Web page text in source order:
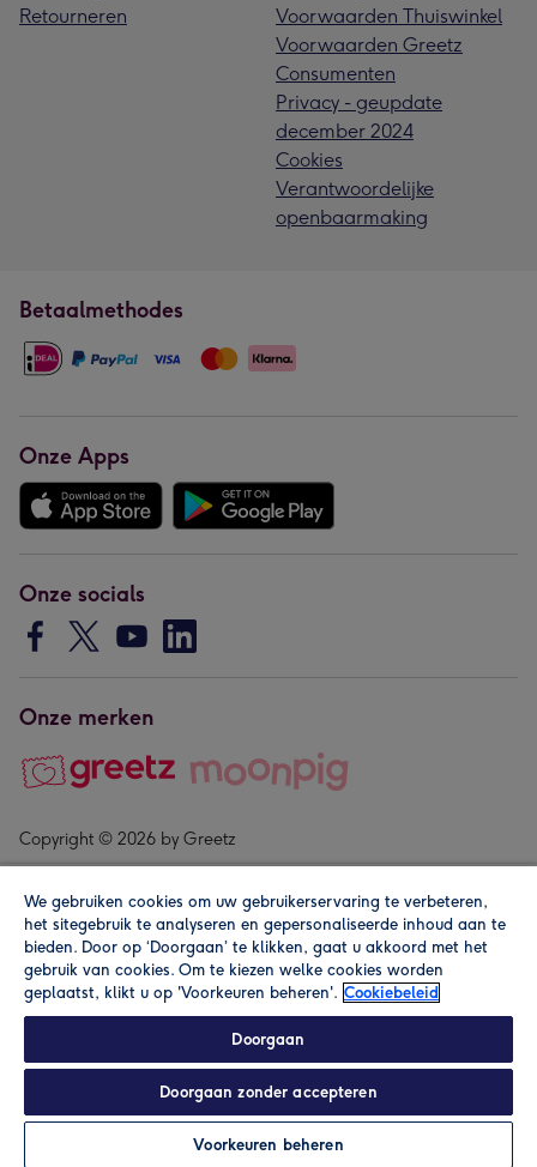
Personaliseren
Retourneren
Voorwaarden Thuiswinkel
Voorwaarden Greetz
Consumenten
Privacy - geupdate
december 2024
Cookies
Verantwoordelijke
openbaarmaking
Betaalmethodes
Onze Apps
Onze socials
Onze merken
Copyright © 2026 by Greetz
Alle prijzen zijn inclusief btw en andere heffingen. Lees de
We gebruiken cookies om uw gebruikerservaring te verbeteren,
het sitegebruik te analyseren en gepersonaliseerde inhoud aan te
bieden. Door op ‘Doorgaan’ te klikken, gaat u akkoord met het
gebruik van cookies. Om te kiezen welke cookies worden
geplaatst, klikt u op 'Voorkeuren beheren'. Cookiebeleid
Doorgaan
Doorgaan zonder accepteren
Voorkeuren beheren